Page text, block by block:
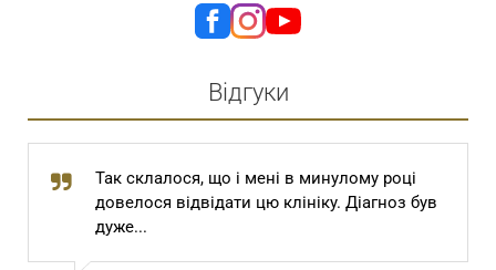
Відгуки
Так склалося, що і мені в минулому році
довелося відвідати цю клініку. Діагноз був
дуже...